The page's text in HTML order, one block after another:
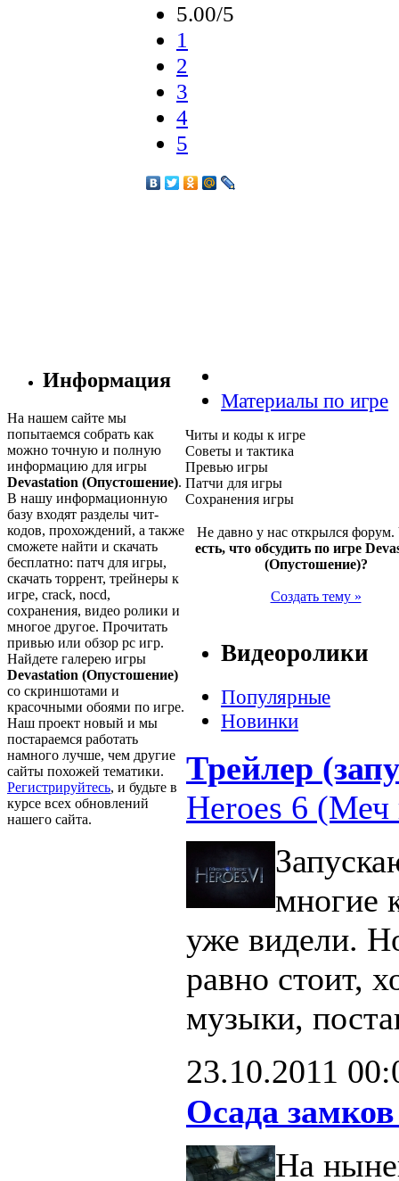
5.00/5
1
2
3
4
5
Информация
На нашем сайте мы
попытаемся собрать как
можно точную и полную
информацию для игры
Devastation (Опустошение).
В нашу информационную
базу входят разделы чит-
кодов, прохождений, а также
сможете найти и скачать
бесплатно: патч для игры,
скачать торрент, трейнеры к
игре, crack, nocd,
сохранения, видео ролики и
многое другое. Прочитать
привью или обзор pc игр.
Найдете галерею игры
Devastation (Опустошение)
со скриншотами и
красочными обоями по игре.
Наш проект новый и мы
постараемся работать
намного лучше, чем другие
сайты похожей тематики.
Регистрируйтесь, и будьте в
курсе всех обновлений
нашего сайта.
Материалы по игре
Читы и коды к игре
Советы и тактика
Превью игры
Патчи для игры
Сохранения игры
Не давно у нас открылся форум.
есть, что обсудить по игре
(Опустошение)?
Создать тему »
Видеоролики
Популярные
Новинки
Трейлер
Heroes 6 (Меч
многие
уже видели.
равно стоит,
музыки,
23.10.2011
Осада замков
На